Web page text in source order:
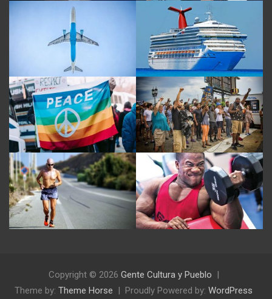
Copyright © 2026 Gente Cultura y Pueblo
Theme by: Theme Horse Proudly Powered by: WordPress